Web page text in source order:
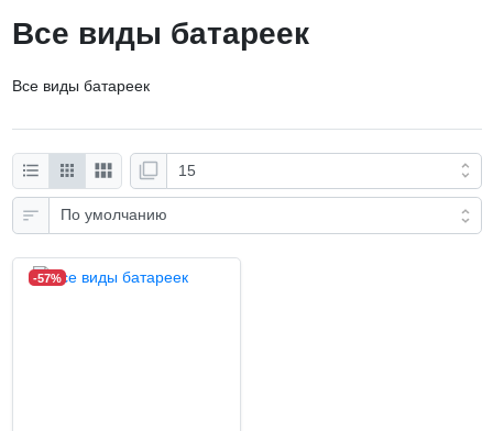
Все виды батареек
Все виды батареек
-57%